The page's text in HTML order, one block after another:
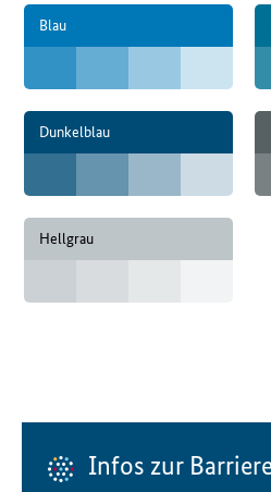
Blau
Dunkelblau
Hellgrau
Infos zur